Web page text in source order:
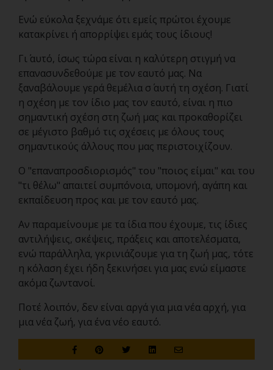
Ενώ εύκολα ξεχνάμε ότι εμείς πρώτοι έχουμε
κατακρίνει ή απορρίψει εμάς τους ίδιους!
Γι΄ αυτό, ίσως τώρα είναι η καλύτερη στιγμή να
επανασυνδεθούμε με τον εαυτό μας. Να
ξαναβάλουμε γερά θεμέλια σ΄ αυτή τη σχέση. Γιατί
η σχέση με τον ίδιο μας τον εαυτό, είναι η πιο
σημαντική σχέση στη ζωή μας και προκαθορίζει
σε μέγιστο βαθμό τις σχέσεις με όλους τους
σημαντικούς άλλους που μας περιστοιχίζουν.
Ο "επαναπροσδιορισμός" του "ποιος είμαι" και του
"τι θέλω" απαιτεί συμπόνοια, υπομονή, αγάπη και
εκπαίδευση προς και με τον εαυτό μας.
Αν παραμείνουμε με τα ίδια που έχουμε, τις ίδιες
αντιλήψεις, σκέψεις, πράξεις και αποτελέσματα,
ενώ παράλληλα, γκρινιάζουμε για τη ζωή μας, τότε
η κόλαση έχει ήδη ξεκινήσει για μας ενώ είμαστε
ακόμα ζωντανοί.
Ποτέ λοιπόν, δεν είναι αργά για μια νέα αρχή, για
μια νέα ζωή, για ένα νέο εαυτό.